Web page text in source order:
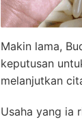
Makin lama,
keputusan
melanjutkan
Usaha yang ia